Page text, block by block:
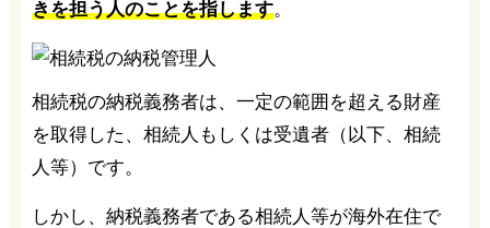
きを担う人のことを指します。
相続税の納税義務者は、一定の範囲を超える財産
を取得した、相続人もしくは受遺者（以下、相続
人等）です。
しかし、納税義務者である相続人等が海外在住で